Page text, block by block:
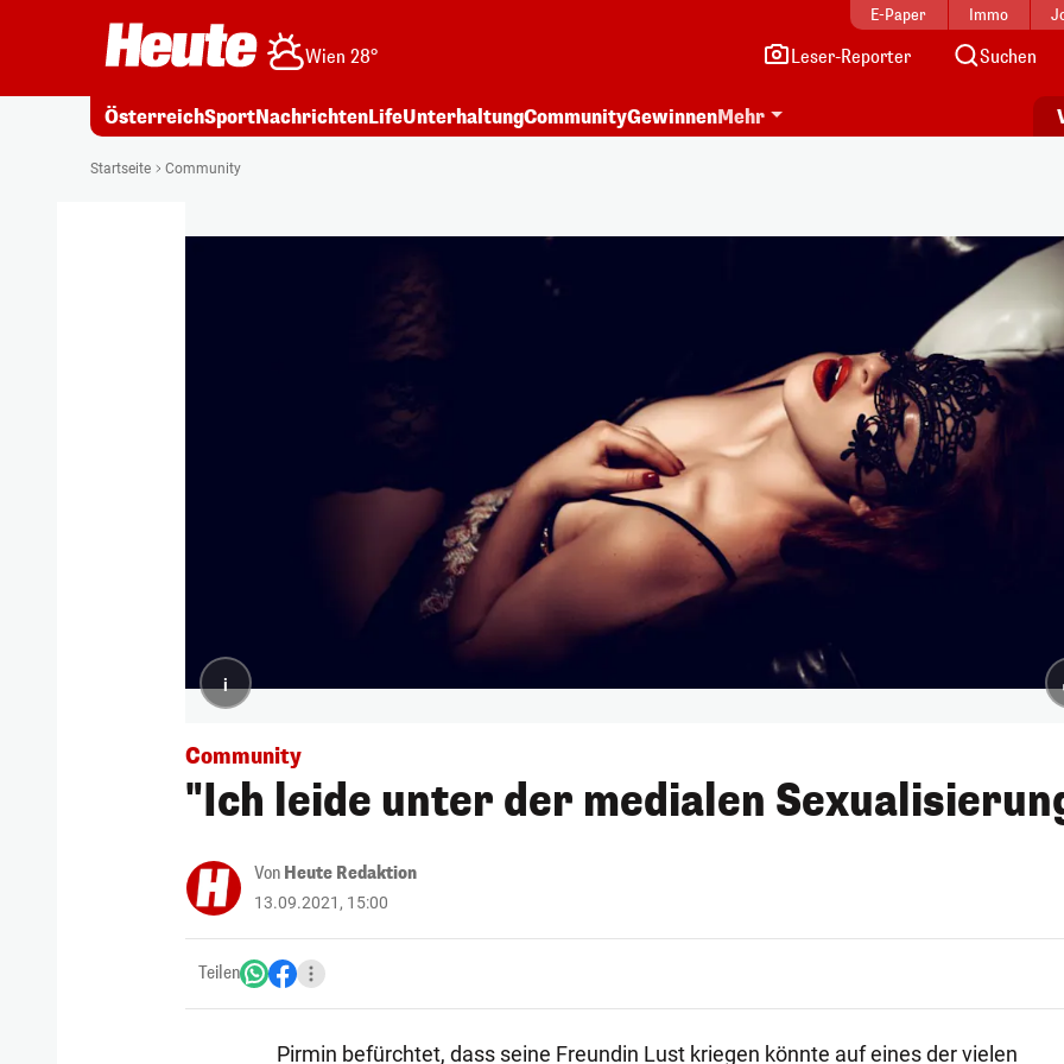
E-Paper Immo
Wien 28° Leser-Reporter Suchen
ÖsterreichSportNachrichtenLifeUnterhaltungCommunityGewinnenMehr
Startseite Community
i
Community
"Ich leide unter der medialen
Von Heute Redaktion
13.09.2021, 15:00
Teilen
Pirmin befürchtet, dass seine Freundin Lust kriegen könnte auf eines der vielen